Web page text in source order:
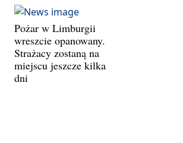
Pożar w Limburgii
wreszcie opanowany.
Strażacy zostaną na
miejscu jeszcze kilka
dni